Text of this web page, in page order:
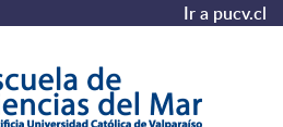
Ir a pucv.cl